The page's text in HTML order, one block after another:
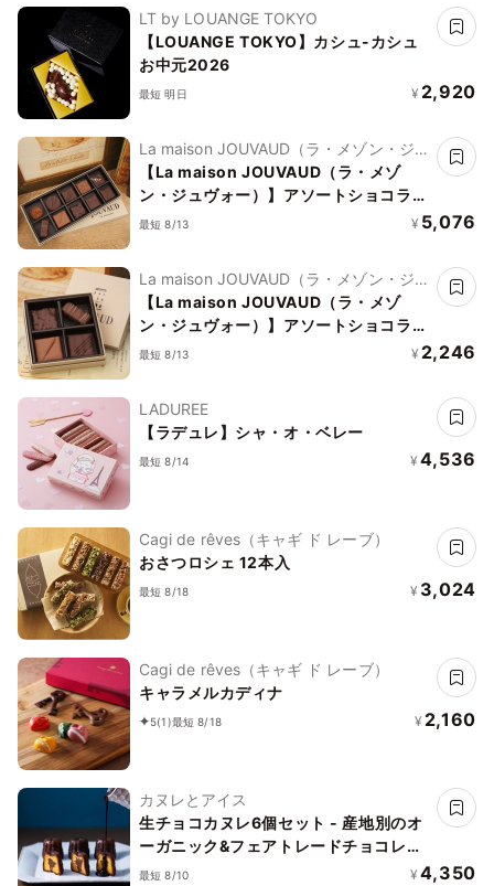
LT by LOUANGE TOKYO
【LOUANGE TOKYO】カシュ-カシュ
お中元2026
最短 明日 ¥ 2,920
La maison JOUVAUD（ラ・メゾン・ジュ
ヴォー）
【La maison JOUVAUD（ラ・メゾ
ン・ジュヴォー）】アソートショコラ
10プラリネ
最短 8/13 ¥ 5,076
La maison JOUVAUD（ラ・メゾン・ジュ
ヴォー）
【La maison JOUVAUD（ラ・メゾ
ン・ジュヴォー）】アソートショコラ4
フルーツ
最短 8/13 ¥ 2,246
LADUREE
【ラデュレ】シャ・オ・ベレー
最短 8/14 ¥ 4,536
Cagi de rêves（キャギ ド レーブ）
おさつロシェ 12本入
最短 8/18 ¥ 3,024
Cagi de rêves（キャギ ド レーブ）
キャラメルカディナ
5(1)最短 8/18 ¥ 2,160
カヌレとアイス
生チョコカヌレ6個セット - 産地別のオ
ーガニック&フェアトレードチョコレー
ト使用
最短 8/10 ¥ 4,350